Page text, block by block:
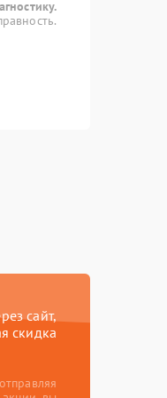
сайт,
скидка